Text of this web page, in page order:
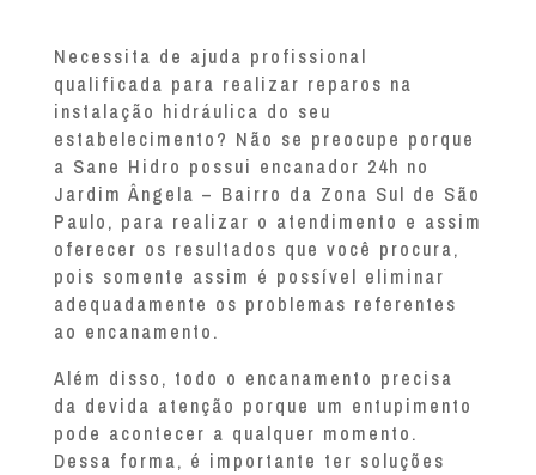
Necessita de ajuda profissional
qualificada para realizar reparos na
instalação hidráulica do seu
estabelecimento? Não se preocupe porque
a Sane Hidro possui encanador 24h no
Jardim Ângela – Bairro da Zona Sul de São
Paulo, para realizar o atendimento e assim
oferecer os resultados que você procura,
pois somente assim é possível eliminar
adequadamente os problemas referentes
ao encanamento.
Além disso, todo o encanamento precisa
da devida atenção porque um entupimento
pode acontecer a qualquer momento.
Dessa forma, é importante ter soluções